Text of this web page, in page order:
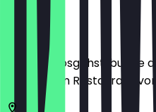
Bevor du losgehst, buche
zeige ihn im Restaurant vor.